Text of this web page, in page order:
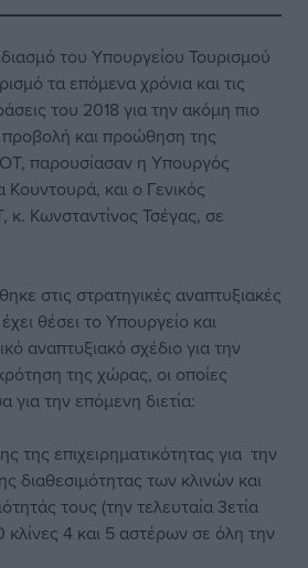
του Υπουργείου Τουρισμού
τα επόμενα χρόνια και τις
του 2018 για την ακόμη πιο
και προώθηση της
παρουσίασαν η Υπουργός
και ο Γενικός
Κωνσταντίνος Τσέγας, σε
στις στρατηγικές αναπτυξιακές
θέσει το Υπουργείο και
αναπτυξιακό σχέδιο για την
της χώρας, οι οποίες
για την επόμενη διετία:
της επιχειρηματικότητας για την
διαθεσιμότητας των κλινών και
τους (την τελευταία 3ετία
4 και 5 αστέρων σε όλη την